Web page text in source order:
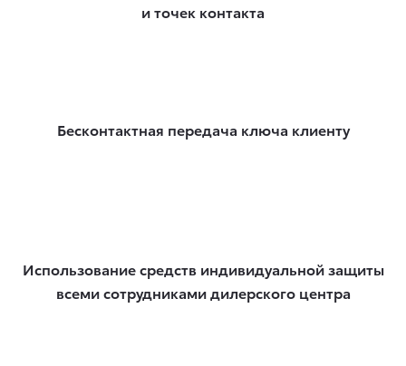
и точек контакта
Бесконтактная передача ключа клиенту
Использование средств индивидуальной защиты
всеми сотрудниками дилерского центра